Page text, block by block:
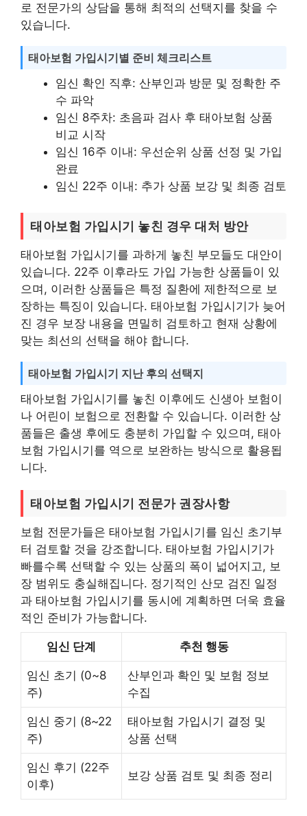
로 전문가의 상담을 통해 최적의 선택지를 찾을 수
있습니다.
태아보험 가입시기별 준비 체크리스트
임신 확인 직후: 산부인과 방문 및 정확한 주
수 파악
임신 8주차: 초음파 검사 후 태아보험 상품
비교 시작
임신 16주 이내: 우선순위 상품 선정 및 가입
완료
임신 22주 이내: 추가 상품 보강 및 최종 검토
태아보험 가입시기 놓친 경우 대처 방안
태아보험 가입시기를 과하게 놓친 부모들도 대안이
있습니다. 22주 이후라도 가입 가능한 상품들이 있
으며, 이러한 상품들은 특정 질환에 제한적으로 보
장하는 특징이 있습니다. 태아보험 가입시기가 늦어
진 경우 보장 내용을 면밀히 검토하고 현재 상황에
맞는 최선의 선택을 해야 합니다.
태아보험 가입시기 지난 후의 선택지
태아보험 가입시기를 놓친 이후에도 신생아 보험이
나 어린이 보험으로 전환할 수 있습니다. 이러한 상
품들은 출생 후에도 충분히 가입할 수 있으며, 태아
보험 가입시기를 역으로 보완하는 방식으로 활용됩
니다.
태아보험 가입시기 전문가 권장사항
보험 전문가들은 태아보험 가입시기를 임신 초기부
터 검토할 것을 강조합니다. 태아보험 가입시기가
빠를수록 선택할 수 있는 상품의 폭이 넓어지고, 보
장 범위도 충실해집니다. 정기적인 산모 검진 일정
과 태아보험 가입시기를 동시에 계획하면 더욱 효율
적인 준비가 가능합니다.
임신 단계 추천 행동
임신 초기 (0~8
주)
산부인과 확인 및 보험 정보
수집
임신 중기 (8~22
주)
태아보험 가입시기 결정 및
상품 선택
임신 후기 (22주
이후)
보강 상품 검토 및 최종 정리